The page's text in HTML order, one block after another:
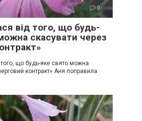
0
від того, що будь-
скасувати через
що будь-яке свято можна
контракт» Аня поправила